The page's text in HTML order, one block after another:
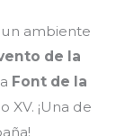
ambiente
de la
Font de la
XV. ¡Una de